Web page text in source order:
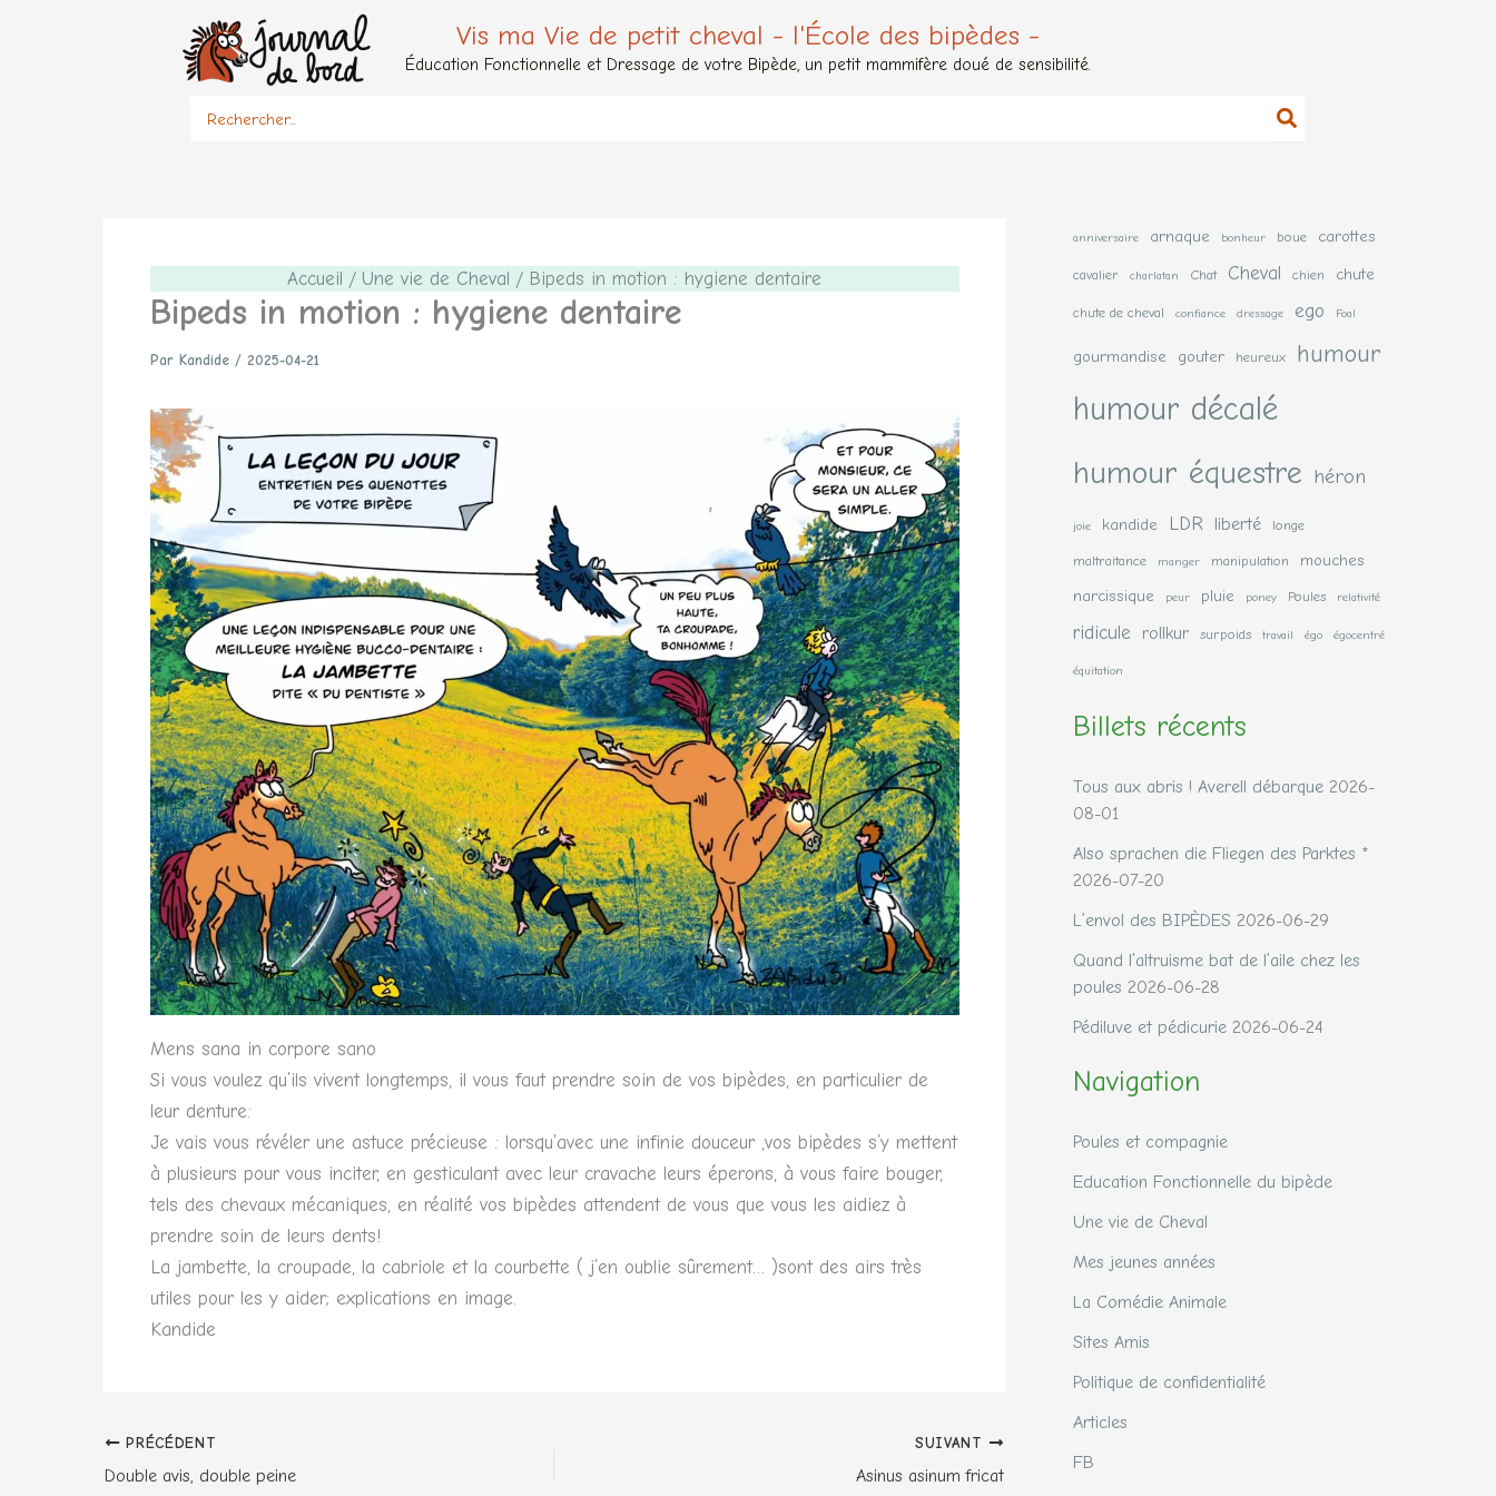
Vis ma Vie de petit cheval - l'École des bipèdes -
Éducation Fonctionnelle et Dressage de votre Bipède, un petit mammifère doué de sensibilité.
for:
Accueil Une vie de Cheval Bipeds in motion : hygiene dentaire
Bipeds in motion : hygiene dentaire
Par Kandide / 2025-04-21
Mens sana in corpore sano
Si vous voulez qu’ils vivent longtemps, il vous faut prendre soin de vos bipèdes, en particulier de
leur denture:
Je vais vous révéler une astuce précieuse : lorsqu’avec une infinie douceur ,vos bipèdes s’y mettent
à plusieurs pour vous inciter, en gesticulant avec leur cravache leurs éperons, à vous faire bouger,
tels des chevaux mécaniques, en réalité vos bipèdes attendent de vous que vous les aidiez à
prendre soin de leurs dents!
La jambette, la croupade, la cabriole et la courbette ( j’en oublie sûrement… )sont des airs très
utiles pour les y aider; explications en image.
Kandide
PRÉCÉDENT
Double avis, double peine
SUIVANT
Asinus asinum fricat
anniversaire arnaque bonheur boue carottes
cavalier charlatan Chat Cheval chien chute
chute de cheval confiance dressage ego Foal
gourmandise gouter heureux humour
humour décalé
humour équestre héron
joie kandide LDR liberté longe
maltraitance manger manipulation
mouches
narcissique
peur pluie poney Poules relativité
ridicule rollkur surpoids travail égo égocentré
équitation
Billets récents
Tous aux abris ! Averell débarque 2026-
08-01
Also sprachen die Fliegen des Parktes *
2026-07-20
L’envol des BIPÈDES 2026-06-29
Quand l’altruisme bat de l’aile chez les
poules 2026-06-28
Pédiluve et pédicurie 2026-06-24
Navigation
Poules et compagnie
Education Fonctionnelle du bipède
Une vie de Cheval
Mes jeunes années
La Comédie Animale
Sites Amis
Politique de confidentialité
Articles
FB